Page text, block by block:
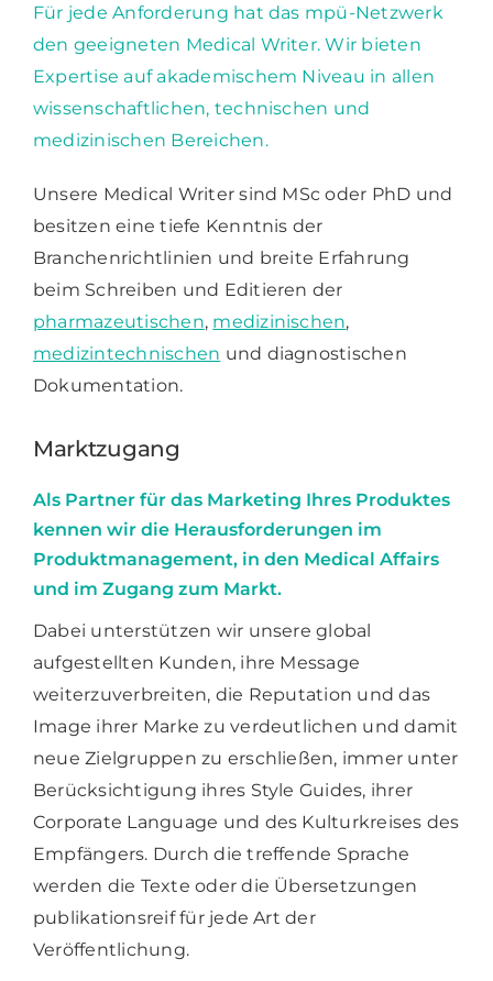
Für jede Anforderung hat das mpü-Netzwerk
den geeigneten Medical Writer. Wir bieten
Expertise auf akademischem Niveau in allen
wissenschaftlichen, technischen und
medizinischen Bereichen.
Unsere Medical Writer sind MSc oder PhD und
besitzen eine tiefe Kenntnis der
Branchenrichtlinien und breite Erfahrung
beim Schreiben und Editieren der
pharmazeutischen, medizinischen,
medizintechnischen und diagnostischen
Dokumentation.
Marktzugang
Als Partner für das Marketing Ihres Produktes
kennen wir die Herausforderungen im
Produktmanagement, in den Medical Affairs
und im Zugang zum Markt.
Dabei unterstützen wir unsere global
aufgestellten Kunden, ihre Message
weiterzuverbreiten, die Reputation und das
Image ihrer Marke zu verdeutlichen und damit
neue Zielgruppen zu erschließen, immer unter
Berücksichtigung ihres Style Guides, ihrer
Corporate Language und des Kulturkreises des
Empfängers. Durch die treffende Sprache
werden die Texte oder die Übersetzungen
publikationsreif für jede Art der
Veröffentlichung.